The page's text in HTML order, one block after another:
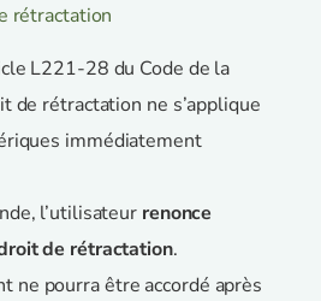
rétractation
L221-28 du Code de la
de rétractation ne s’applique
immédiatement
l’utilisateur renonce
de rétractation.
ne pourra être accordé après